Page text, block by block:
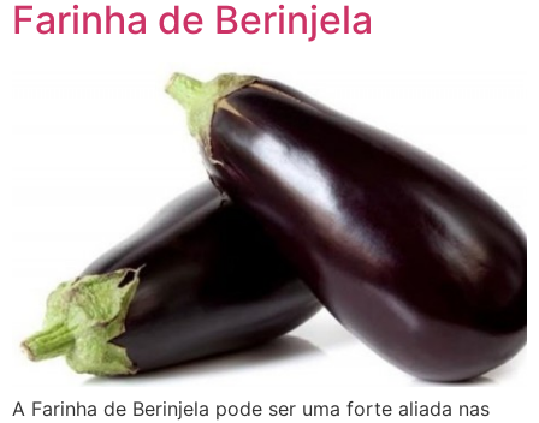
Farinha de Berinjela
A Farinha de Berinjela pode ser uma forte aliada nas